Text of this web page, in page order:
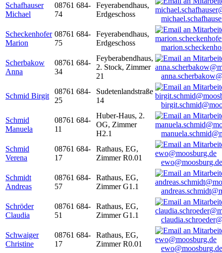
Schafhauser
Michael
08761 684-
74
Feyerabendhaus,
Erdgeschoss
Scheckenhofer
Marion
08761 684-
75
Feyerabendhaus,
Erdgeschoss
Scherbakow
Anna
08761 684-
34
Feyberabendhaus,
2. Stock, Zimmer
21
Schmid Birgit
08761 684-
25
Sudetenlandstraße
14
Schmid
Manuela
08761 684-
11
Huber-Haus, 2.
OG, Zimmer
H2.1
Schmid
Verena
08761 684-
17
Rathaus, EG,
Zimmer R0.01
ewo@moosburg.de
Schmidt
Andreas
08761 684-
57
Rathaus, EG,
Zimmer G1.1
Schröder
Claudia
08761 684-
51
Rathaus, EG,
Zimmer G1.1
Schwaiger
Christine
08761 684-
17
Rathaus, EG,
Zimmer R0.01
ewo@moosburg.de